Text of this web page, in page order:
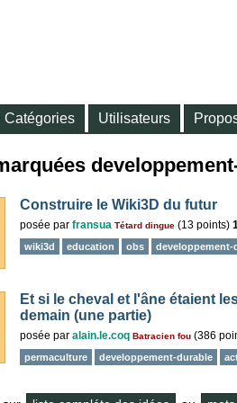
Catégories Utilisateurs
Construire le Wiki3D du futur
posée par fransua Tétard dingue (13 points)
wiki3d education obs developpement-
Et si le cheval et l'âne étaient
demain (une partie)
posée par alain.le.coq Batracien fou (386
permaculture developpement-durable